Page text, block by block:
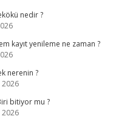
nedir ?
kayıt yenileme ne zaman ?
nerenin ?
2026
bitiyor mu ?
2026